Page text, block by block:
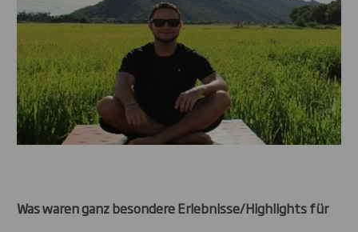
Was waren ganz besondere Erlebnisse/Highlights für